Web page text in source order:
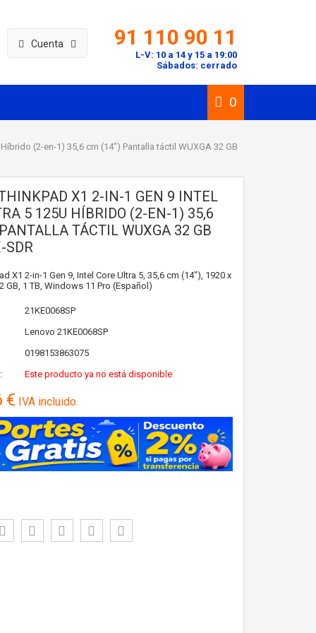
Cuenta 91 110 90 11
L-V: 10 a 14 y 15 a 19:00
Sábados: cerrado
0
(2-en-1) 35,6 cm (14") Pantalla táctil WUXGA 32 GB
X1 2-IN-1 GEN 9 INTEL
5 125U HÍBRIDO (2-EN-1) 35,6
TÁCTIL WUXGA 32 GB
SDR
X1 2-in-1 Gen 9, Intel Core Ultra 5, 35,6 cm (14"), 1920 x
GB, 1 TB, Windows 11 Pro (Español)
21KE0068SP
Lenovo 21KE0068SP
0198153863075
Este producto ya no está disponible
€ IVA incluido